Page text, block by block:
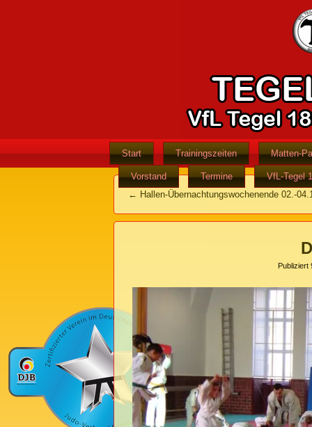
Start Trainingszeiten Matten-
Vorstand Termine
VfL-Tegel
← Hallen-Übernachtungswochenende 02.-
Publiziert